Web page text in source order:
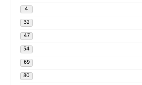
4
32
47
54
69
80